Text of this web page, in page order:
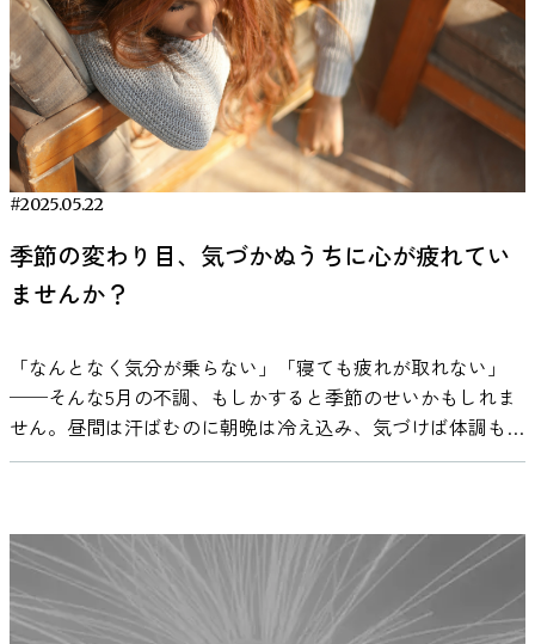
の強さが同期していることが明らかになりました。 今回の
実験で見られたアルファ波の強さは、脳がどれくらい「目を
覚ましているか」や「落ち着いているか」といった状態を表
していると考えられます。特に、自分の意志で注意を集中さ
せたり、感情に反応したりするときに、アルファ波の出方が
変わることが知られています。したがって、この結果は集団
への「帰属感」が、場面ごとの興奮状態や感情的な反応の一
致に関係していることを示しています。つまり、長く同じチ
ームを応援してきた人同士は、試合のどこで盛り上がるか、
どこに注目するかが自然と似てくるのです。 所属歴が長く
ァ波とは対照的に、より低周波であるデルタ波やシータ波の
位相同期は、ファン歴が長くなるほど弱まる傾向が見られま
した。これらの周波数帯は、P300と呼ばれるより深い注意
を示唆しています。たとえば、経験豊富な野球ファンは、ホ
ームランのような誰もが注目する場面だけでなく、選手の細
かな動きや表情といったより繊細な要素にも目を向けるよう
になり、その違いがデルタ波やシータ波の位相同期に影響を
た。 冷たさにびっくり？体が見せる意外な反応 まず注目し
たいのは、炎症に関する意外な結果です。冷水浴と聞くと、
「炎症を抑える」「体の熱を冷ます」といったイメージを持
たれる方も多いかもしれません。しかしこの研究では、冷水
浴の直後や1時間後に、体内でストレス応答に関連する一時
的な生理的変化（炎症性サイトカインなどのマーカーの上
昇）が見られました。 これは、体が冷たさを刺激と認識
ます。これらの変化は一時的なもので、時間が経てば通常の
状態に戻ることが確認されており、むしろこうした急激な刺
激が体を鍛える「トリガー」となる可能性もあると言われて
炎症がリスクになる場合もあるため、冷水浴を始める際には
無理をせず、体調に注意しながら行うことが大切です。 ス
トレスへの作用は時間差で──12時間後に見えた有意差 次
に、ストレスへの効果について見てみましょう。冷水浴を日
雑な結果が示されました。 分析によると、冷水浴の直後や1
時間後、24時間後、48時間後といったタイミングでは、スト
レスレベルに明確な変化は見られませんでした。ところが、
に備えて体が準備してくれているのです。 どんな形で緊張
は体に現れるのか？ 緊張が体に現すサインは非常に明確で
す。たとえば、緊張すると心拍数が増加し、胸がドキドキと
高鳴ることがあります。さらに、手や足が冷たく感じたり、
震えたりすることがあります。これは、緊張時に体が筋肉や
脳に血液を優先的に送るため、末端の血流が減少するからで
す（４）。 また、胃の不快感も緊張が体に現れる典型的な
サインです。交感神経が活発になり、先述した通り消化機能
が一時的に抑制されるため、胃が痛くなったり、重く感じた
りします。これは、体が「戦闘準備」に入るため、消化活動
理解することで、緊張の症状が現れた際に、それは体が行っ
ている準備作業であることを認識すれば、冷静に対処するこ
とができるようになります。 なぜ緊張がパフォーマンスに
「考えること」よりも「すぐに動くこと」に集中させている
からです。 緊張が高まると、脳の感情を司る扁桃体が強く
反応し、心身を「緊急事態」に対応させようとします。その
結果、冷静な思考や計画を担う前頭前皮質の働きが一時的に
に、頭蓋内に埋め込まれる医療機器です。加えてこの装置に
は、脳の深部の活動（頭蓋内脳波：iEEG）を長期間にわたっ
て記録・保存できる機能も備わっています。 今回の研究で
は、薬剤抵抗性てんかん（薬による治療では発作のコントロ
ールが難しいタイプのてんかん）を持つ患者さん8名に、す
でにRNSデバイスが治療目的で埋め込まれている状況を活か
し、その記録機能を研究に応用しました。このアプローチに
より、人が瞑想している最中の扁桃体・海馬の活動を直接モ
ニターできたのです。 出典：Maher et al., 2025 従来の頭皮
上脳波（EEG）では信号が頭蓋骨で減衰しノイズも多いた
に電極があるRNSでは高品質な深部脳波データが取得できま
す。さらにRNSなら埋め込み式なので、瞑想中も参加者が自
由に動ける（リラックスした姿勢で瞑想できる）という利点
記録 対象となった8名はいずれも成人のてんかん患者です
が、瞑想経験はほとんどないビギナーでした。参加者はま
ず、5分間の音声によるリラクゼーション誘導を実施し、瞑
想前の基準状態（ベースライン）を計測しました。その後、
さを感じる原因になります。 こうした課題に対し、脳の活
動から直接言葉を生み出す「ブレイン・コンピュータ・イン
ターフェース（Brain Computer Interface, BCI）」という技
術が注目されています。特に、脳の信号をもとに声そのもの
を再現する「スピーチ・ニューロプロステーシス（speech
neuroprosthesis）」は、日常会話を取り戻す手段として期
待が高まっています。 研究の概要：脳信号からリアルタイ
ムで音声を合成 2025年4月、カリフォルニア大学バークレー
校とサンフランシスコ校の研究チームは、重度の発話障害を
持つ女性の脳信号をもとに、彼女の「かつての声」でリアル
タイムに音声を合成する技術を発表しました。この技術は、
ーから声が発せられる仕組みです。 この技術は、「考えた
言葉」を脳の信号としてとらえ、そこから音声を生成しま
す。特徴的なのは、以前録音された本人の声を使い、まさに
「その人らしい声」で話せるようにした点です。これは単な
再現 この技術は大きく分けて以下に紹介する3つのステップ
によって実現されました。 1. 脳からの信号を取得 出典：UC
Berkeley Engineering, Brain-to-voice neuroprosthesis
restores naturalistic speech 研究チームはまず、脳幹卒中に
#2025.05.22
季節の変わり目、気づかぬうちに心が疲れてい
ませんか？
「なんとなく気分が乗らない」「寝ても疲れが取れない」
──そんな5月の不調、もしかすると季節のせいかもしれま
せん。昼間は汗ばむのに朝晩は冷え込み、気づけば体調も気
分も不安定。新年度の疲れも重なりやすいこの時期、私たち
学の視点で見ると、私たちの脳は季節や気温、日照時間の変
化にとても敏感です。特に関係が深いのが「セロトニン」と
呼ばれる神経伝達物質です。これは「幸せホルモン」とも呼
ばれ、心の安定や意欲に大きな役割を果たします。 日照時